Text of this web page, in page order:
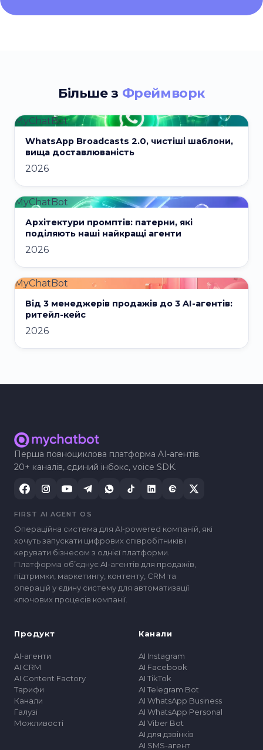
Більше з Фреймворк
MyChatBot
WhatsApp Broadcasts 2.0, чистіші шаблони,
вища доставлюваність
2026
MyChatBot
Архітектури промптів: патерни, які
поділяють наші найкращі агенти
2026
MyChatBot
Від 3 менеджерів продажів до 3 AI-агентів:
ритейл-кейс
2026
Перша повноциклова платформа AI-агентів.
20+ каналів, єдиний інбокс, voice SDK.
FIRST AI AGENT OS
Операційна система для AI-powered компаній, які
хочуть запускати цифрових співробітників і
керувати бізнесом з однієї платформи.
Платформа обʼєднує AI-агентів для продажів,
підтримки, маркетингу, контенту, CRM та
операцій у єдину систему для автоматизації
ключових процесів компанії.
Продукт
AI-агенти
AI CRM
AI Content Factory
Тарифи
Канали
Галузі
Можливості
Канали
AI Instagram
AI Facebook
AI TikTok
AI Telegram Bot
AI WhatsApp Business
AI WhatsApp Personal
AI Viber Bot
AI для дзвінків
AI SMS-агент